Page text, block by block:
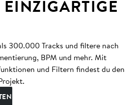
300.000 Tracks und filtere nach
BPM und mehr. Mit
und Filtern findest du den